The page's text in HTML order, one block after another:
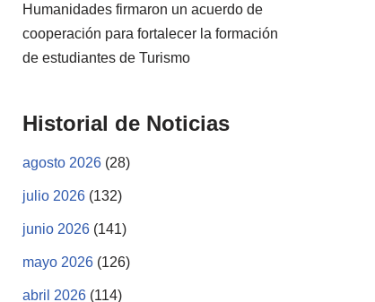
Humanidades firmaron un acuerdo de
cooperación para fortalecer la formación
de estudiantes de Turismo
Historial de Noticias
agosto 2026 (28)
julio 2026 (132)
junio 2026 (141)
mayo 2026 (126)
abril 2026 (114)